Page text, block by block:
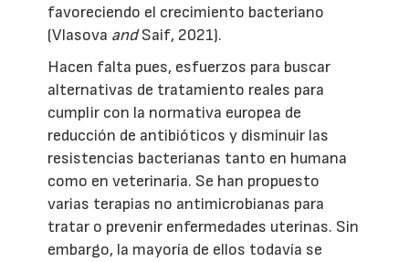
favoreciendo el crecimiento bacteriano
(Vlasova andSaif, 2021).
Hacen falta pues, esfuerzos para buscar
alternativas de tratamiento reales para
cumplir con la normativa europea de
reducción de antibióticos y disminuir las
resistencias bacterianas tanto en humana
como en veterinaria. Se han propuesto
varias terapias no antimicrobianas para
tratar o prevenir enfermedades uterinas. Sin
embargo, la mayoría de ellos todavía se